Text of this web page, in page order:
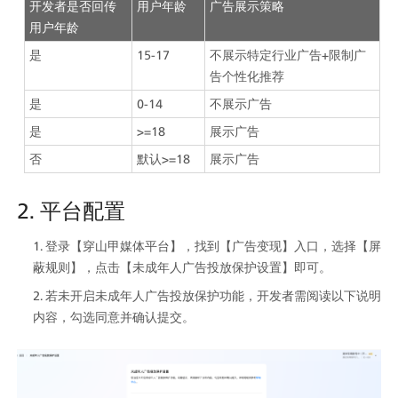
开发者是否回传
用户年龄
用户年龄 广告展示策略
是 15-17
不展示特定行业广告+限制广
告个性化推荐
是
0-14
不展示广告
是
>=18
展示广告
否
默认>=18 展示广告
2. 平台配置
登录【穿山甲媒体平台】，找到【广告变现】入口，选择【屏
蔽规则】，点击【未成年人广告投放保护设置】即可。
若未开启未成年人广告投放保护功能，开发者需阅读以下说明
内容，勾选同意并确认提交。